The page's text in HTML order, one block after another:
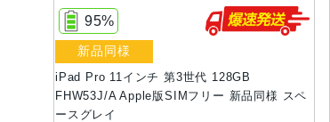
iPad Pro 11インチ 第3世代 128GB
FHW53J/A Apple版SIMフリー 新品同様 スペ
ースグレイ
95%
新品同様